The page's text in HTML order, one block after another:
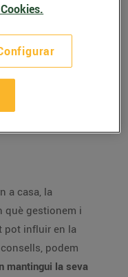
la
a casa, la
què gestionem i
pot influir en la
podem
mantingui la seva